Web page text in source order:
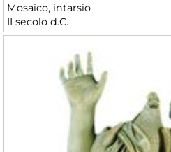
Mosaico, intarsio
II secolo d.C.